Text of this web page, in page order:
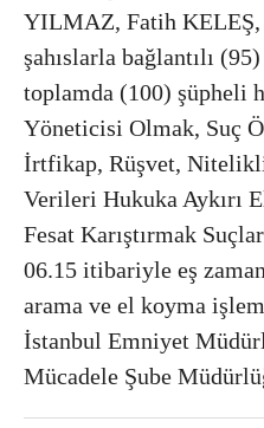
YILMAZ, Fatih
şahıslarla bağlantılı
toplamda (100) şüpheli
Yöneticisi Olmak, Suç
İrtfikap, Rüşvet, Nitelikli
Verileri Hukuka Aykırı
Fesat Karıştırmak
06.15 itibariyle eş
arama ve el koyma
İstanbul Emniyet
Mücadele Şube